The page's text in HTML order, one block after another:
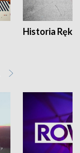
Historia Ręką